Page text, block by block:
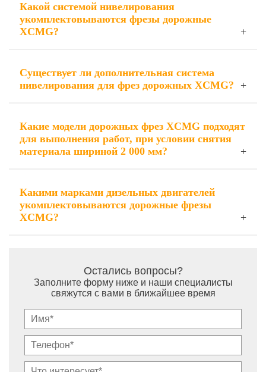
Какой системой нивелирования
укомплектовываются фрезы дорожные
XCMG?
Существует ли дополнительная система
нивелирования для фрез дорожных XCMG?
Какие модели дорожных фрез XCMG подходят
для выполнения работ, при условии снятия
материала шириной 2 000 мм?
Какими марками дизельных двигателей
укомплектовываются дорожные фрезы
XCMG?
Остались вопросы?
Заполните форму ниже и наши специалисты
свяжутся с вами в ближайшее время